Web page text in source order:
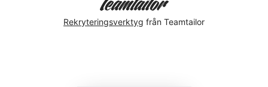
Rekryteringsverktyg från Teamtailor